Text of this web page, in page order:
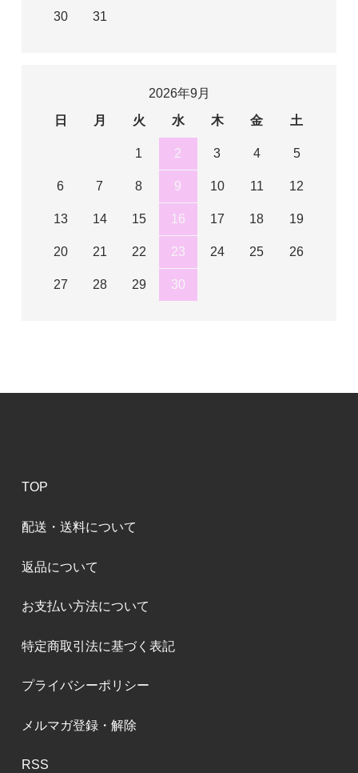
30 31
2026年9月
日
月 火 水 木 金 土
1 2 3 4 5
6 7 8 9 10 11 12
13 14 15 16 17 18 19
20 21 22 23 24 25 26
27 28 29 30
TOP
配送・送料について
返品について
お支払い方法について
特定商取引法に基づく表記
プライバシーポリシー
メルマガ登録・解除
RSS